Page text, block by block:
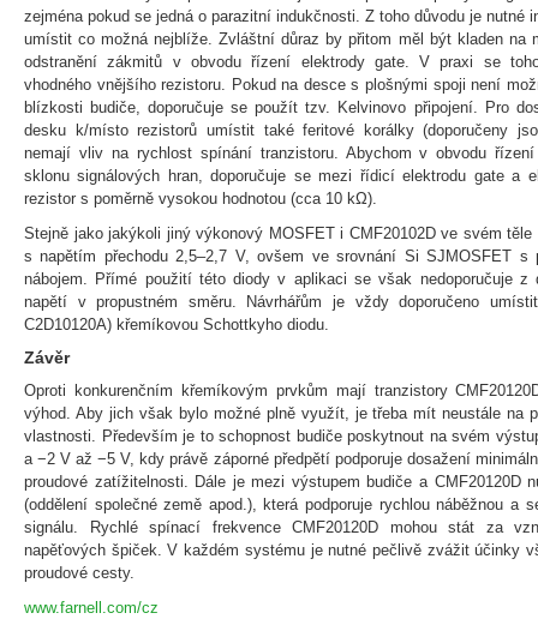
zejména pokud se jedná o parazitní indukčnosti. Z toho důvodu je nutné
umístit co možná nejblíže. Zvláštní důraz by přitom měl být kladen na
odstranění zákmitů v obvodu řízení elektrody gate. V praxi se
vhodného vnějšího rezistoru. Pokud na desce s plošnými spoji není
blízkosti budiče, doporučuje se použít tzv. Kelvinovo připojení. Pro
desku k/místo rezistorů umístit také feritové korálky (doporučeny
nemají vliv na rychlost spínání tranzistoru. Abychom v obvodu řízení
sklonu signálových hran, doporučuje se mezi řídicí elektrodu gate a
rezistor s poměrně vysokou hodnotou (cca 10 kΩ).
Stejně jako jakýkoli jiný výkonový MOSFET i CMF20102D ve svém těle
s napětím přechodu 2,5–2,7 V, ovšem ve srovnání Si SJMOSFET s
nábojem. Přímé použití této diody v aplikaci se však nedoporučuje z
napětí v propustném směru. Návrhářům je vždy doporučeno
C2D10120A) křemíkovou Schottkyho diodu.
Závěr
Oproti konkurenčním křemíkovým prvkům mají tranzistory
výhod. Aby jich však bylo možné plně využít, je třeba mít neustále na
vlastnosti. Především je to schopnost budiče poskytnout na svém
a −2 V až −5 V, kdy právě záporné předpětí podporuje dosažení
proudové zatížitelnosti. Dále je mezi výstupem budiče a CMF20120D
(oddělení společné země apod.), která podporuje rychlou náběžnou a
signálu. Rychlé spínací frekvence CMF20120D mohou stát za
napěťových špiček. V každém systému je nutné pečlivě zvážit účinky
proudové cesty.
www.farnell.com/cz